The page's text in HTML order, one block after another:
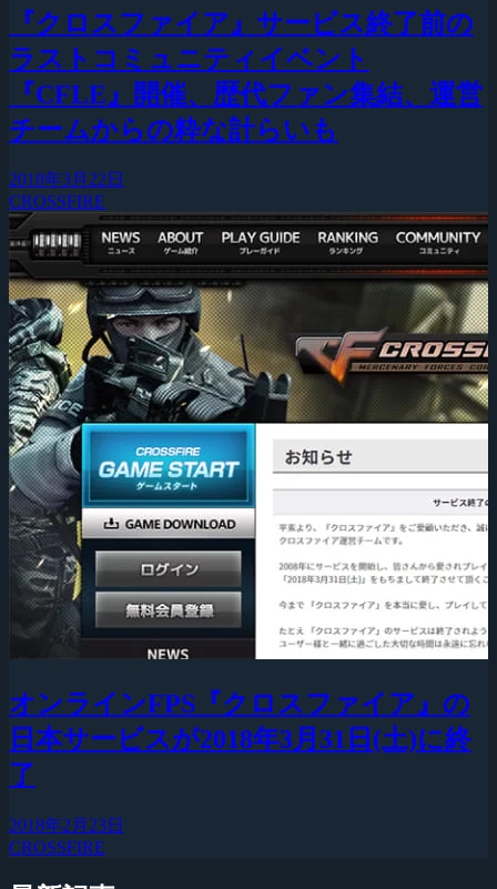
『クロスファイア』サービス終了前の
ラストコミュニティイベント
『CFLE』開催、歴代ファン集結、運営
チームからの粋な計らいも
2018年3月22日
CROSSFIRE
オンラインFPS『クロスファイア』の
日本サービスが2018年3月31日(土)に終
了
2018年2月23日
CROSSFIRE